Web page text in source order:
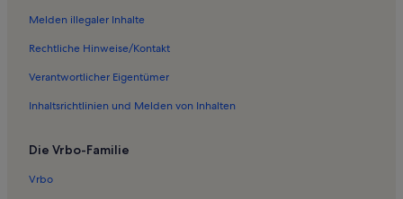
Ferienwohnungen in Wasserfall
Ferienwohnungen in Wild Eagle
Melden illegaler Inhalte
Rechtliche Hinweise/Kontakt
Verantwortlicher Eigentümer
Inhaltsrichtlinien und Melden von Inhalten
Die Vrbo-Familie
Vrbo